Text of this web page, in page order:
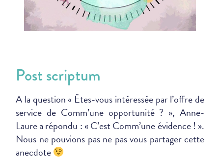
Post scriptum
A la question « Êtes-vous intéressée par l’offre de
service de Comm’une opportunité ? », Anne-
Laure a répondu : « C’est Comm’une évidence ! ».
Nous ne pouvions pas ne pas vous partager cette
anecdote